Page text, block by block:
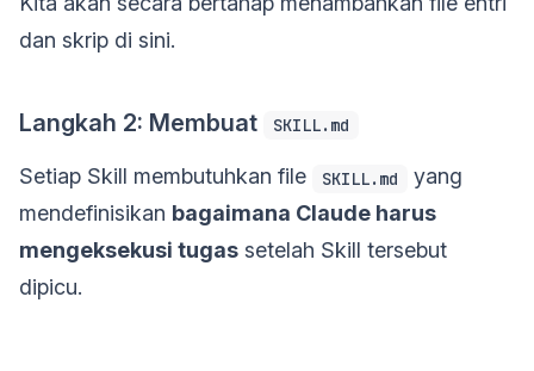
dan skrip di sini.
Langkah 2: Membuat SKILL.md
Setiap Skill membutuhkan file SKILL.md
yang
mendefinisikan bagaimana Claude harus
mengeksekusi tugas setelah Skill tersebut
dipicu.